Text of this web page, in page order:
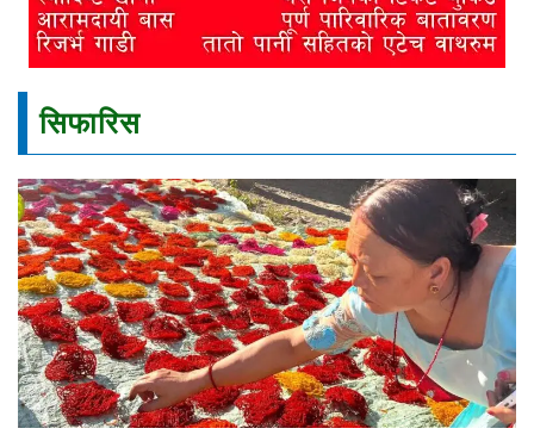
सिफारिस